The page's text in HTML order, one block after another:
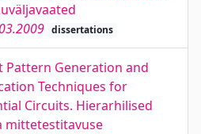
dissertations
Pattern Generation and
Techniques for
Circuits. Hierarhilised
mittetestitavuse